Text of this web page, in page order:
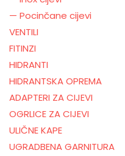
— Pocinčane cijevi
VENTILI
FITINZI
HIDRANTI
HIDRANTSKA OPREMA
ADAPTERI ZA CIJEVI
OGRLICE ZA CIJEVI
ULIČNE KAPE
UGRADBENA GARNITURA